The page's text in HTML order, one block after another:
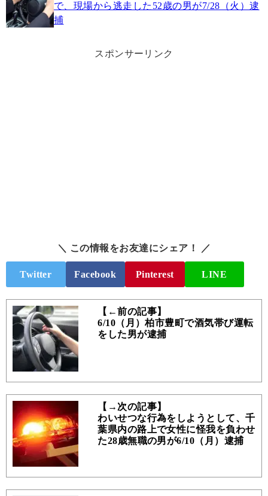
で、現場から逃走した52歳の男が7/28（火）逮
捕
スポンサーリンク
＼ この情報をお友達にシェア！ ／
Twitter Facebook Pinterest LINE
【←前の記事】
6/10（月）柏市豊町で酒気帯び運転
をした男が逮捕
【→次の記事】
わいせつな行為をしようとして、千
葉県内の路上で女性に怪我を負わせ
た28歳無職の男が6/10（月）逮捕